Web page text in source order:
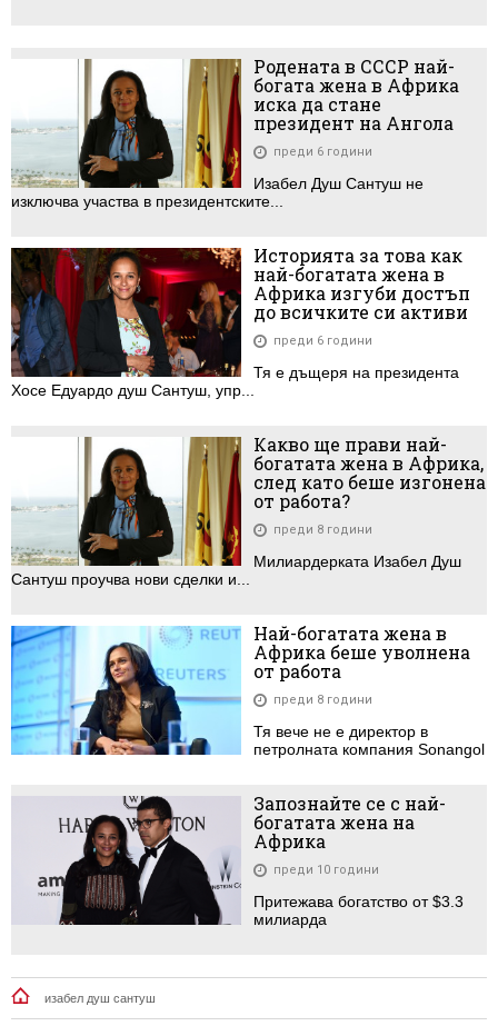
Родената в СССР най-
богата жена в Африка
иска да стане
президент на Ангола
преди 6 години
Изабел Душ Сантуш не
изключва участва в президентските...
Историята за това как
най-богатата жена в
Африка изгуби достъп
до всичките си активи
преди 6 години
Тя е дъщеря на президента
Хосе Едуардо душ Сантуш, упр...
Какво ще прави най-
богатата жена в Африка,
след като беше изгонена
от работа?
преди 8 години
Милиардерката Изабел Душ
Сантуш проучва нови сделки и...
Най-богатата жена в
Африка беше уволнена
от работа
преди 8 години
Тя вече не е директор в
петролната компания Sonangol
Запознайте се с най-
богатата жена на
Африка
преди 10 години
Притежава богатство от $3.3
милиарда
изабел душ сантуш